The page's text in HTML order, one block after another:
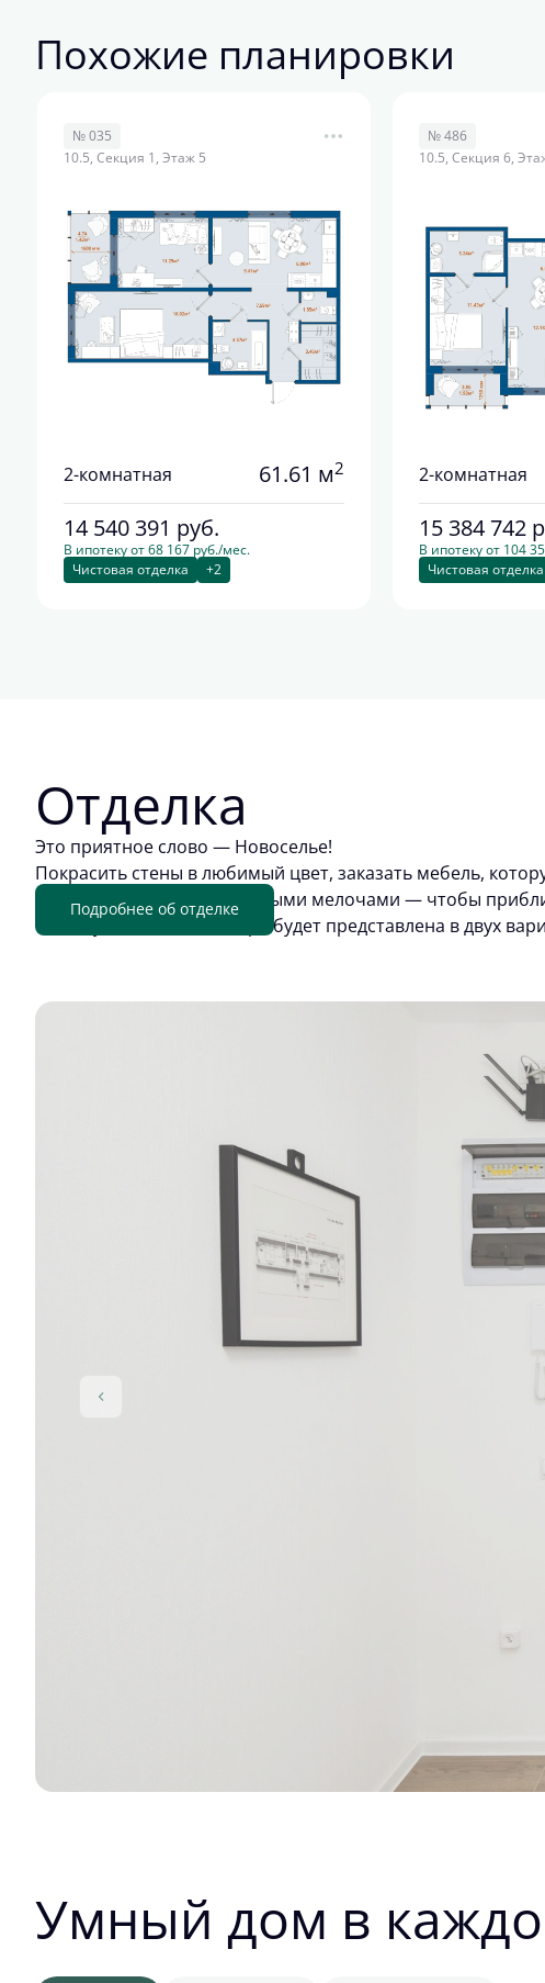
Похожие планировки
№ 035
10.5, Секция 1, Этаж 5
2-комнатная 61.61 м2
14 540 391 руб.
В ипотеку от 68 167 руб./мес.
Чистовая отделка
+2
№ 486
10.5, Секция 6,
2-комнатная
15 384 742
В ипотеку от 104
Чистовая отделка
Отделка
Это приятное слово — Новоселье!
Покрасить стены в любимый цвет, заказать мебель,
обживать квартиру приятными мелочами — чтобы
отделку. Цветовая палитра будет представлена в двух
Подробнее об отделке
Умный дом в